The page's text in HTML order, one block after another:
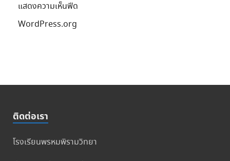
แสดงความเห็นฟีด
WordPress.org
ติดต่อเรา
โรงเรียนพรหมพิรามวิทยา